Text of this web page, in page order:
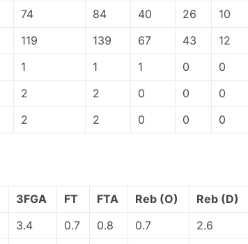
74 84 40 26 10
119 139 67 43 12
1 1 1 0 0
2 2 0 0 0
2 2 0 0 0
3FGA FT FTA Reb (O) Reb (D)
3.4 0.7 0.8 0.7 2.6